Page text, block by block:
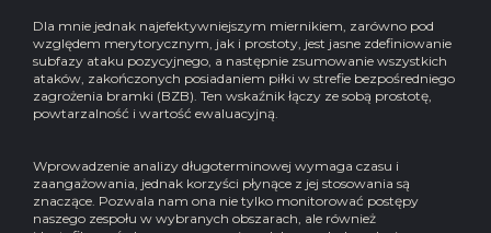
Dla mnie jednak najefektywniejszym miernikiem, zarówno pod
względem merytorycznym, jak i prostoty, jest jasne zdefiniowanie
subfazy ataku pozycyjnego, a następnie zsumowanie wszystkich
ataków, zakończonych posiadaniem piłki w strefie bezpośredniego
zagrożenia bramki (BZB). Ten wskaźnik łączy ze sobą prostotę,
powtarzalność i wartość ewaluacyjną.
Wprowadzenie analizy długoterminowej wymaga czasu i
zaangażowania, jednak korzyści płynące z jej stosowania są
znaczące. Pozwala nam ona nie tylko monitorować postępy
naszego zespołu w wybranych obszarach, ale również